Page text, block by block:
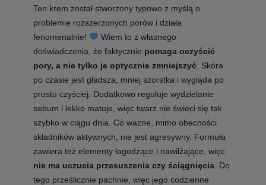
Ten krem został stworzony typowo z myślą o
problemie rozszerzonych porów i działa
fenomenalnie!
Wiem to z własnego
doświadczenia, że faktycznie pomaga oczyścić
pory, a nie tylko je optycznie zmniejszyć. Skóra
po czasie jest gładsza, mniej szorstka i wygląda po
prostu czyściej. Dodatkowo reguluje wydzielanie
sebum i lekko matuje, więc twarz nie świeci się tak
szybko w ciągu dnia. Co ważne, mimo obecności
składników aktywnych, nie jest agresywny. Formuła
zawiera też elementy łagodzące i nawilżające, więc
nie ma uczucia przesuszenia czy ściągnięcia. Do
tego prześlicznie pachnie, więc jego codzienne